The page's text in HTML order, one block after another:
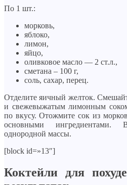
По 1 шт.:
морковь,
яблоко,
лимон,
яйцо,
оливковое масло — 2 ст.л.,
сметана – 100 г,
соль, сахар, перец.
Отделите яичный желток.
и свежевыжатым лимонным
по вкусу. Отожмите сок из
основными ингредиентами.
однородной массы.
[block id=»13″]
Коктейли для